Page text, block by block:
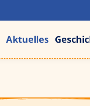
Aktuelles